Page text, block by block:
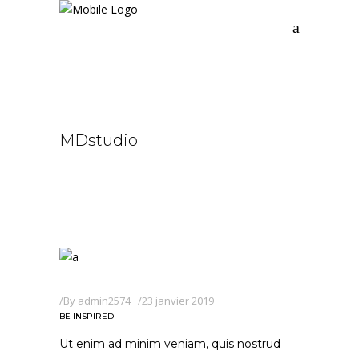
MDstudio
By admin2574 23 janvier 2019
BE INSPIRED
Ut enim ad minim veniam, quis nostrud